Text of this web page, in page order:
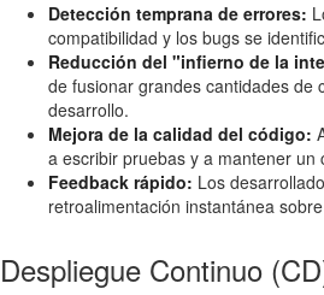
Detección temprana de errores:
compatibilidad y los bugs se
Reducción del "infierno de la
de fusionar grandes cantidades de
desarrollo.
Mejora de la calidad del código:
a escribir pruebas y a mantener un
Feedback rápido: Los
retroalimentación instantánea
Despliegue Continuo